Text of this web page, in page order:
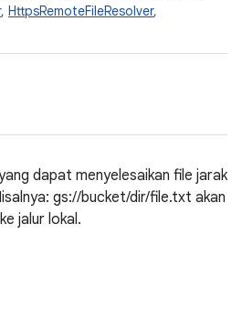
, HttpsRemoteFileResolver,
dapat menyelesaikan file jarak
gs://bucket/dir/file.txt akan
jalur lokal.